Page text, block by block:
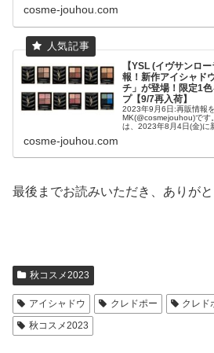
cosme-jouhou.com
【YSL (イヴサンロ
報！新作アイシャド
チ」が登場！限定1
プ【9/7再入荷】
2023年9月6日:再販情報
MK(@cosmejouhou)です
は、2023年8月4日(金)に
cosme-jouhou.com
最後までお読みいただき、ありがと
秋コスメ2023
アイシャドウ クレドポー クレド
秋コスメ2023